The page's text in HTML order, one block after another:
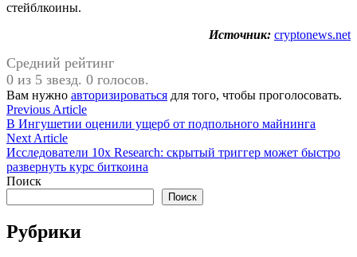
стейблкоины.
Источник: cryptonews.net
Средний рейтинг
0 из 5 звезд. 0 голосов.
Вам нужно авторизироваться для того, чтобы проголосовать.
Навигация
по
записям
Previous ArticlePrevious
article:
В Ингушетии оценили ущерб от подпольного майнинга
Next ArticleNext
article:
Исследователи 10x Research: cкрытый триггер может быстро
развернуть курс биткоина
Поиск
Поиск
Рубрики